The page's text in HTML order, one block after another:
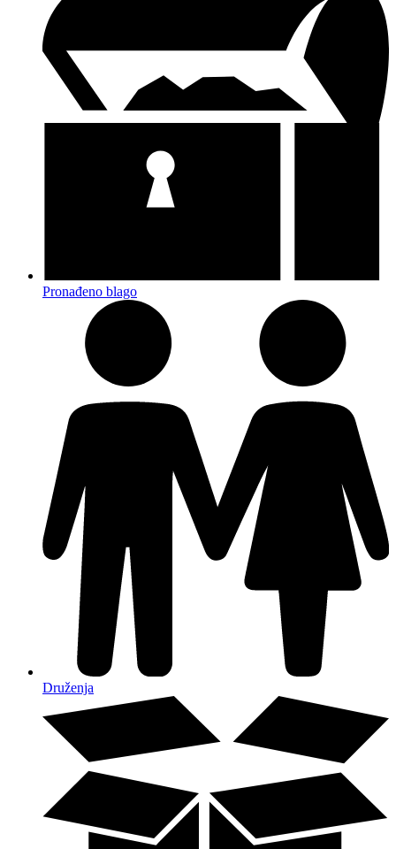
Pronađeno blago
Druženja